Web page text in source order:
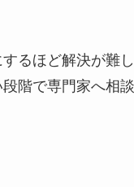
るほど解決が難し
階で専門家へ相